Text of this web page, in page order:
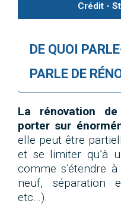
Crédit -
DE QUOI
PARLE DE
La rénovation
porter sur
elle peut être
et se limiter qu’à
comme s’étendre
neuf, séparation
etc…).